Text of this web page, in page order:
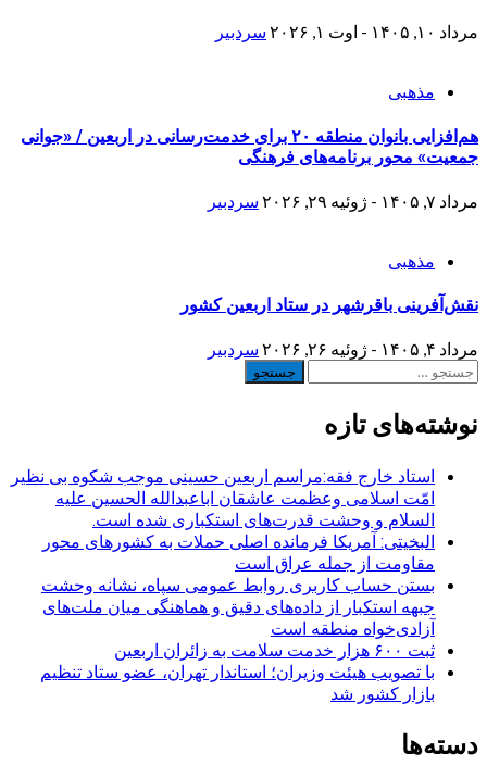
مرداد ۱۰, ۱۴۰۵ - اوت ۱, ۲۰۲۶ سردبیر
مذهبی
هم‌افزایی بانوان منطقه ۲۰ برای خدمت‌رسانی در اربعین / «جوانی
جمعیت» محور برنامه‌های فرهنگی
مرداد ۷, ۱۴۰۵ - ژوئیه ۲۹, ۲۰۲۶ سردبیر
مذهبی
نقش‌آفرینی باقرشهر در ستاد اربعین کشور
مرداد ۴, ۱۴۰۵ - ژوئیه ۲۶, ۲۰۲۶
سردبیر
جستجو
نوشته‌های تازه
استاد خارج فقه:مراسم اربعین حسینی موجب شکوه بی نظیر
امّت اسلامی وعظمت عاشقان اباعبدالله الحسین علیه
السلام و وحشت قدرت‌های استکباری شده است.
البخیتی: آمریکا فرمانده اصلی حملات به کشورهای محور
مقاومت از جمله عراق است
بستن حساب کاربری روابط عمومی سپاه، نشانه‌ وحشت
جبهه استکبار از داده‌های دقیق و هماهنگی میان ملت‌های
آزادی‌خواه منطقه است
ثبت ۶۰۰ هزار خدمت سلامت به زائران اربعین
با تصویب هیئت وزیران؛ استاندار تهران، عضو ستاد تنظیم
بازار کشور شد
دسته‌ها